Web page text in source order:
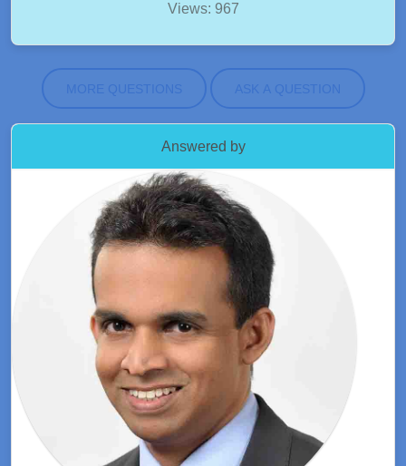
Views: 967
MORE QUESTIONS ASK A QUESTION
Answered by